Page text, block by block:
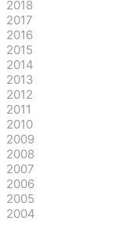
2018
2017
2016
2015
2014
2013
2012
2011
2010
2009
2008
2007
2006
2005
2004